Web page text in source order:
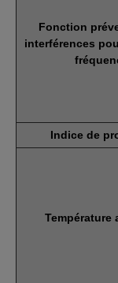
Fonction
interférences
Indice de
Température